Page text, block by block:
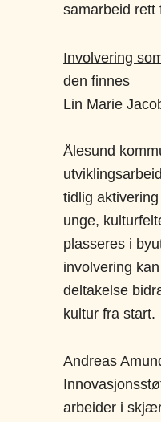
samarbeid rett
Involvering
den finnes
Lin Marie
Ålesund
tidlig
unge,
plasseres i
involvering
deltakelse
kultur fra start.
Andreas
arbeider i